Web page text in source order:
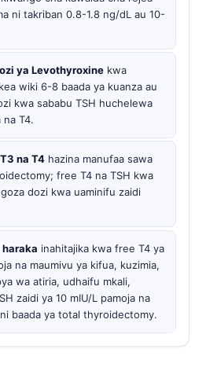
ni takriban 0.8-1.8 ng/dL au 10-
ya Levothyroxine kwa
wiki 6-8 baada ya kuanza au
kwa sababu TSH huchelewa
na T4.
na T4 hazina manufaa sawa
free T4 na TSH kwa
dozi kwa uaminifu zaidi
inahitajika kwa free T4 ya
na maumivu ya kifua, kuzimia,
wa atiria, udhaifu mkali,
zaidi ya 10 mIU/L pamoja na
baada ya total thyroidectomy.